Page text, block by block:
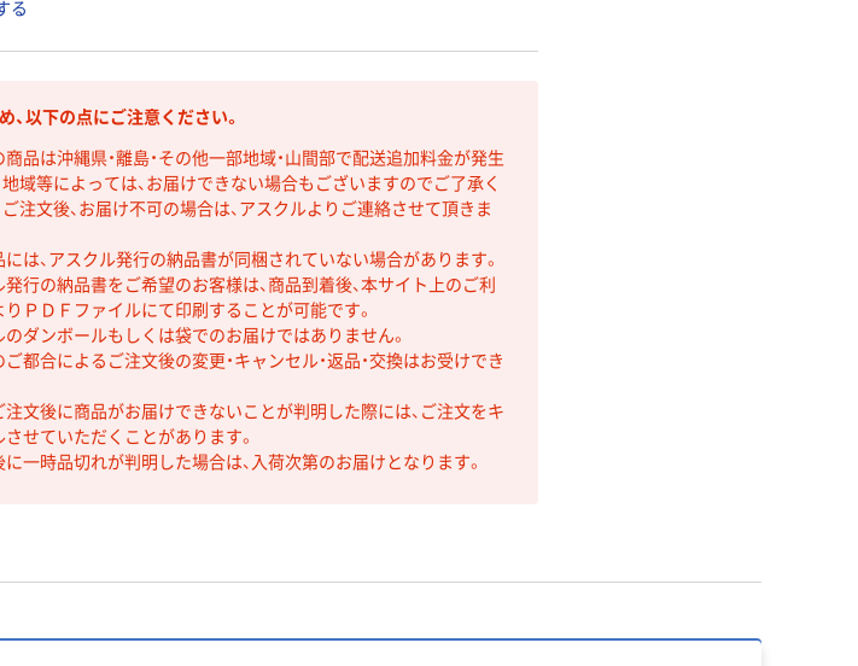
る
、以下の点にご注意ください。
商品は沖縄県・離島・その他一部地域・山間部で配送追加料金が発生
地域等によっては、お届けできない場合もございますのでご了承く
ご注文後、お届け不可の場合は、アスクルよりご連絡させて頂きま
には、アスクル発行の納品書が同梱されていない場合があります。
発行の納品書をご希望のお客様は、商品到着後、本サイト上のご利
りＰＤＦファイルにて印刷することが可能です。
のダンボールもしくは袋でのお届けではありません。
都合によるご注文後の変更・キャンセル・返品・交換はお受けでき
注文後に商品がお届けできないことが判明した際には、ご注文をキ
させていただくことがあります。
に一時品切れが判明した場合は、入荷次第のお届けとなります。